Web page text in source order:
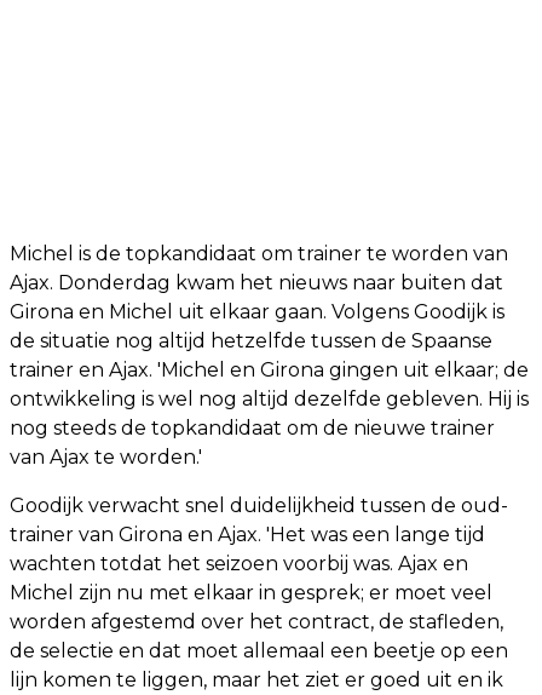
Michel is de topkandidaat om trainer te worden van
Ajax. Donderdag kwam het nieuws naar buiten dat
Girona en Michel uit elkaar gaan. Volgens Goodijk is
de situatie nog altijd hetzelfde tussen de Spaanse
trainer en Ajax. 'Michel en Girona gingen uit elkaar; de
ontwikkeling is wel nog altijd dezelfde gebleven. Hij is
nog steeds de topkandidaat om de nieuwe trainer
van Ajax te worden.'
Goodijk verwacht snel duidelijkheid tussen de oud-
trainer van Girona en Ajax. 'Het was een lange tijd
wachten totdat het seizoen voorbij was. Ajax en
Michel zijn nu met elkaar in gesprek; er moet veel
worden afgestemd over het contract, de stafleden,
de selectie en dat moet allemaal een beetje op een
lijn komen te liggen, maar het ziet er goed uit en ik